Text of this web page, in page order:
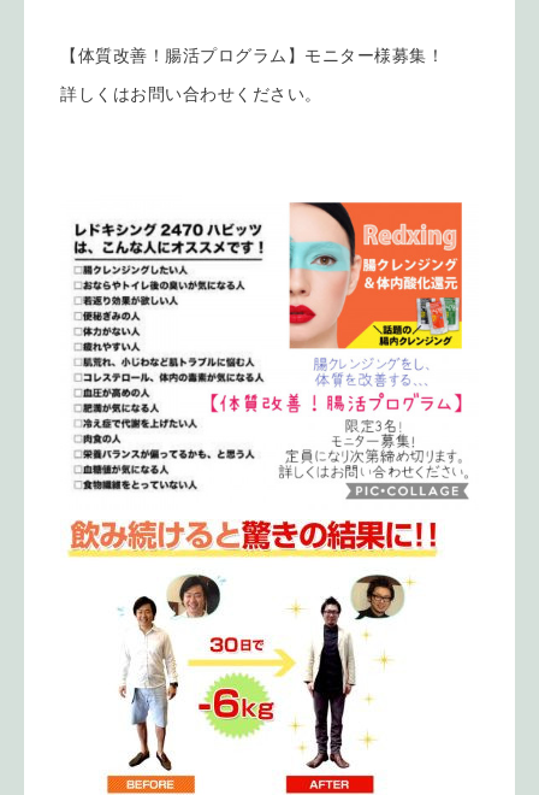
【体質改善！腸活プログラム】モニター様募集！
詳しくはお問い合わせください。